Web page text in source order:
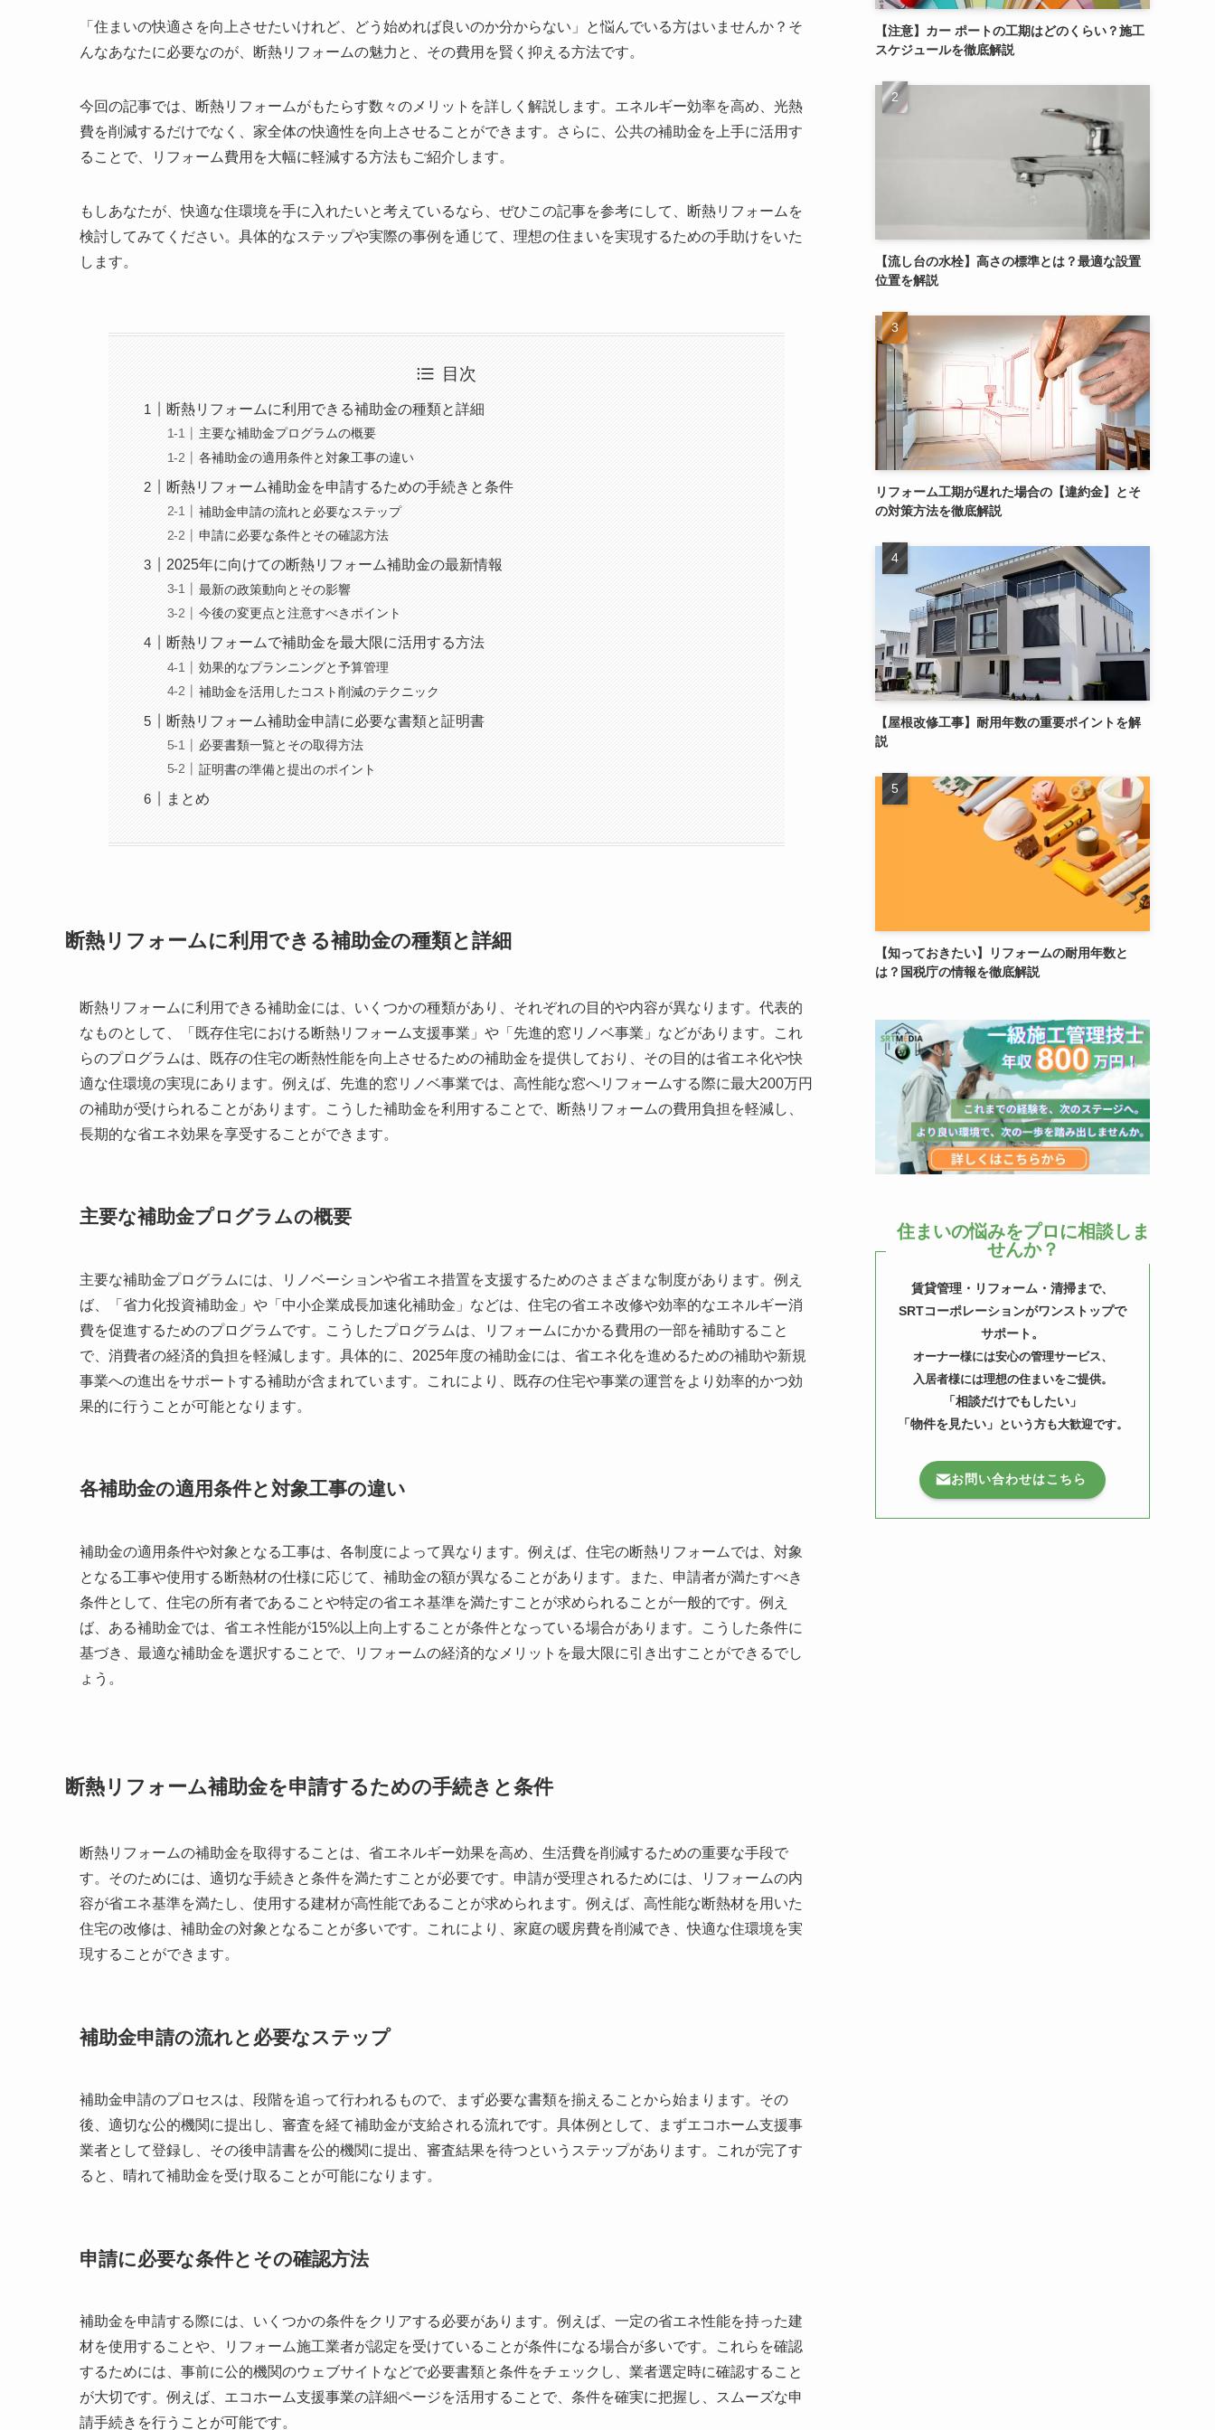
「住まいの快適さを向上させたいけれど、どう始めれば良いのか分からない」と悩んでいる方はいませんか？そ
んなあなたに必要なのが、断熱リフォームの魅力と、その費用を賢く抑える方法です。
今回の記事では、断熱リフォームがもたらす数々のメリットを詳しく解説します。エネルギー効率を高め、光熱
費を削減するだけでなく、家全体の快適性を向上させることができます。さらに、公共の補助金を上手に活用す
ることで、リフォーム費用を大幅に軽減する方法もご紹介します。
もしあなたが、快適な住環境を手に入れたいと考えているなら、ぜひこの記事を参考にして、断熱リフォームを
検討してみてください。具体的なステップや実際の事例を通じて、理想の住まいを実現するための手助けをいた
します。
目次
断熱リフォームに利用できる補助金の種類と詳細
主要な補助金プログラムの概要
各補助金の適用条件と対象工事の違い
断熱リフォーム補助金を申請するための手続きと条件
補助金申請の流れと必要なステップ
申請に必要な条件とその確認方法
2025年に向けての断熱リフォーム補助金の最新情報
最新の政策動向とその影響
今後の変更点と注意すべきポイント
断熱リフォームで補助金を最大限に活用する方法
効果的なプランニングと予算管理
補助金を活用したコスト削減のテクニック
断熱リフォーム補助金申請に必要な書類と証明書
必要書類一覧とその取得方法
証明書の準備と提出のポイント
まとめ
断熱リフォームに利用できる補助金の種類と詳細
断熱リフォームに利用できる補助金には、いくつかの種類があり、それぞれの目的や内容が異なります。代表的
なものとして、「既存住宅における断熱リフォーム支援事業」や「先進的窓リノベ事業」などがあります。これ
らのプログラムは、既存の住宅の断熱性能を向上させるための補助金を提供しており、その目的は省エネ化や快
適な住環境の実現にあります。例えば、先進的窓リノベ事業では、高性能な窓へリフォームする際に最大200万円
の補助が受けられることがあります。こうした補助金を利用することで、断熱リフォームの費用負担を軽減し、
長期的な省エネ効果を享受することができます。
主要な補助金プログラムの概要
主要な補助金プログラムには、リノベーションや省エネ措置を支援するためのさまざまな制度があります。例え
ば、「省力化投資補助金」や「中小企業成長加速化補助金」などは、住宅の省エネ改修や効率的なエネルギー消
費を促進するためのプログラムです。こうしたプログラムは、リフォームにかかる費用の一部を補助すること
で、消費者の経済的負担を軽減します。具体的に、2025年度の補助金には、省エネ化を進めるための補助や新規
事業への進出をサポートする補助が含まれています。これにより、既存の住宅や事業の運営をより効率的かつ効
果的に行うことが可能となります。
各補助金の適用条件と対象工事の違い
補助金の適用条件や対象となる工事は、各制度によって異なります。例えば、住宅の断熱リフォームでは、対象
となる工事や使用する断熱材の仕様に応じて、補助金の額が異なることがあります。また、申請者が満たすべき
条件として、住宅の所有者であることや特定の省エネ基準を満たすことが求められることが一般的です。例え
ば、ある補助金では、省エネ性能が15%以上向上することが条件となっている場合があります。こうした条件に
基づき、最適な補助金を選択することで、リフォームの経済的なメリットを最大限に引き出すことができるでし
ょう。
断熱リフォーム補助金を申請するための手続きと条件
断熱リフォームの補助金を取得することは、省エネルギー効果を高め、生活費を削減するための重要な手段で
す。そのためには、適切な手続きと条件を満たすことが必要です。申請が受理されるためには、リフォームの内
容が省エネ基準を満たし、使用する建材が高性能であることが求められます。例えば、高性能な断熱材を用いた
住宅の改修は、補助金の対象となることが多いです。これにより、家庭の暖房費を削減でき、快適な住環境を実
現することができます。
補助金申請の流れと必要なステップ
補助金申請のプロセスは、段階を追って行われるもので、まず必要な書類を揃えることから始まります。その
後、適切な公的機関に提出し、審査を経て補助金が支給される流れです。具体例として、まずエコホーム支援事
業者として登録し、その後申請書を公的機関に提出、審査結果を待つというステップがあります。これが完了す
ると、晴れて補助金を受け取ることが可能になります。
申請に必要な条件とその確認方法
補助金を申請する際には、いくつかの条件をクリアする必要があります。例えば、一定の省エネ性能を持った建
材を使用することや、リフォーム施工業者が認定を受けていることが条件になる場合が多いです。これらを確認
するためには、事前に公的機関のウェブサイトなどで必要書類と条件をチェックし、業者選定時に確認すること
が大切です。例えば、エコホーム支援事業の詳細ページを活用することで、条件を確実に把握し、スムーズな申
請手続きを行うことが可能です。
【注意】カー ポートの工期はどのくらい？施工
スケジュールを徹底解説
【流し台の水栓】高さの標準とは？最適な設置
位置を解説
リフォーム工期が遅れた場合の【違約金】とそ
の対策方法を徹底解説
【屋根改修工事】耐用年数の重要ポイントを解
説
【知っておきたい】リフォームの耐用年数と
は？国税庁の情報を徹底解説
住まいの悩みをプロに相談しま
せんか？
賃貸管理・リフォーム・清掃まで、
SRTコーポレーションがワンストップで
サポート。
オーナー様には安心の管理サービス、
入居者様には理想の住まいをご提供。
「相談だけでもしたい」
「物件を見たい」 という方も大歓迎です。
お問い合わせはこちら